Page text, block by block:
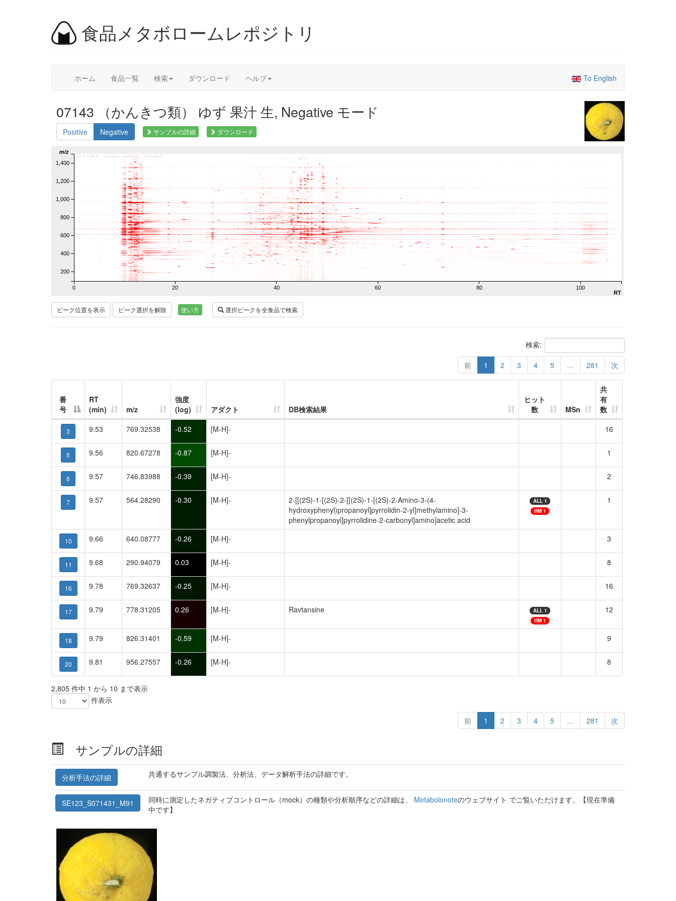
食品メタボロームレポジトリ
ホーム 食品一覧 検索 ダウンロード ヘルプ To English
07143 （かんきつ類） ゆず 果汁 生, Negative モード
Positive Negative サンプルの詳細 ダウンロード
0 20 40 60 80 100
RT
200
400
600
800
1,000
1,200
1,400
m/z
ピーク位置を表示 ピーク選択を解除 使い方 選択ピークを全食品で検索
検索:
前 1 2 3 4 5 … 281 次
番
号
RT
(min)
m/z
強度
(log)
アダクト DB検索結果
ヒット
数
MSn
共
有
数
3 9.53 769.32538 -0.52 [M-H]- 16
5 9.56 820.67278 -0.87 [M-H]- 1
6 9.57 746.83988 -0.39 [M-H]- 2
7 9.57 564.28290 -0.30 [M-H]-
2-[[(2S)-1-[(2S)-2-[[(2S)-1-[(2S)-2-Amino-3-(4-
hydroxyphenyl)propanoyl]pyrrolidin-2-yl]methylamino]-3-
phenylpropanoyl]pyrrolidine-2-carbonyl]amino]acetic acid
ALL 1
HM 1
1
10 9.66 640.08777 -0.26 [M-H]- 3
11 9.68 290.94079 0.03 [M-H]- 8
16 9.78 769.32637 -0.25 [M-H]- 16
17 9.79 778.31205 0.26 [M-H]- Ravtansine
ALL 1
HM 1
12
18 9.79 826.31401 -0.59 [M-H]- 9
20 9.81 956.27557 -0.26 [M-H]- 8
2,805 件中 1 から 10 まで表示
件表示
前 1 2 3 4 5 … 281 次
サンプルの詳細
分析手法の詳細 共通するサンプル調製法、分析法、データ解析手法の詳細です。
SE123_S071431_M91 同時に測定したネガティブコントロール（mock）の種類や分析順序などの詳細は、 Metabolonoteのウェブサイト でご覧いただけます。【現在準備
中です】